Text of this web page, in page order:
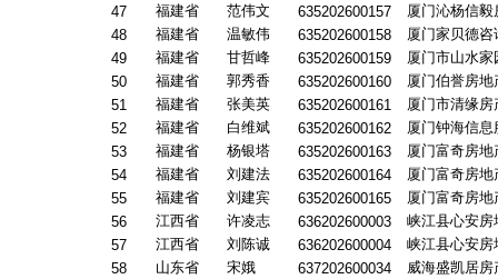
47
福建省 范伟文 635202600157
厦门沁杨信
48
福建省 温敏伟 635202600158
厦门家贝德
49
福建省 甘哲峰 635202600159
厦门市山水
50
福建省 郭秀香 635202600160
厦门伯誉房
51
福建省 张美英 635202600161
厦门市清缘
52
福建省 白维斌 635202600162
厦门钟海信
53
福建省 杨银塔 635202600163
厦门富奇房
54
福建省 刘建法 635202600164
厦门富奇房
55
福建省 刘建宾 635202600165
厦门富奇房
56
江西省 许凌志 636202600003
峡江县心安房
57
江西省 刘陈诚 636202600004
峡江县心安房
58
山东省 宋娥 637202600034
威海盛凯居